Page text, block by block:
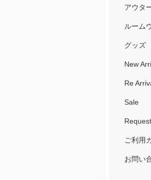
アウタ
ルーム
グッズ
New
Re
Sale
Request
ご利用
お問い